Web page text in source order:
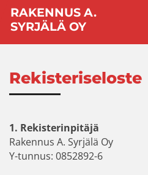
RAKENNUS A.
SYRJÄLÄ OY
Rekisteriseloste
1. Rekisterinpitäjä
Rakennus A. Syrjälä Oy
Y-tunnus: 0852892-6